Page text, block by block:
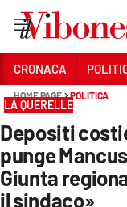
Sezioni
CRONACA
POLITICA
SANITÀ
CRONACA
HOME PAGE POLITICA
LA QUERELLE
Depositi
punge
Giunta
il sindaco»